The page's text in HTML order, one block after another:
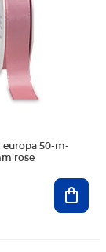
europa 50-m-
rose